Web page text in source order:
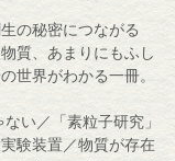
の秘密につながる
質、あまりにもふし
世界がわかる一冊。
い／「素粒子研究」
験装置／物質が存在